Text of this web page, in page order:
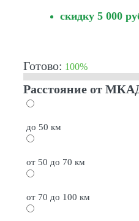
скидку 5 000
Готово: 100%
Расстояние от
до 50 км
от 50 до 70 км
от 70 до 100 км